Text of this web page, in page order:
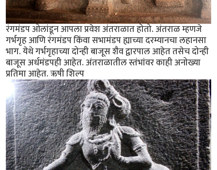
रंगमंडप ओलांडून आपला प्रवेश अंतराळात होतो. अंतराळ म्हणजे
गर्भगृह आणि रंगमंडप किंवा सभामंडप ह्याच्या दरम्यानचा लहानसा
भाग. येथे गर्भगृहाच्या दोन्ही बाजूस शैव द्वारपाल आहेत तसेच दोन्ही
बाजूस अर्धमंडपही आहेत. अंतराळातील स्तंभांवर काही अनोख्या
प्रतिमा आहेत. ऋषी शिल्प